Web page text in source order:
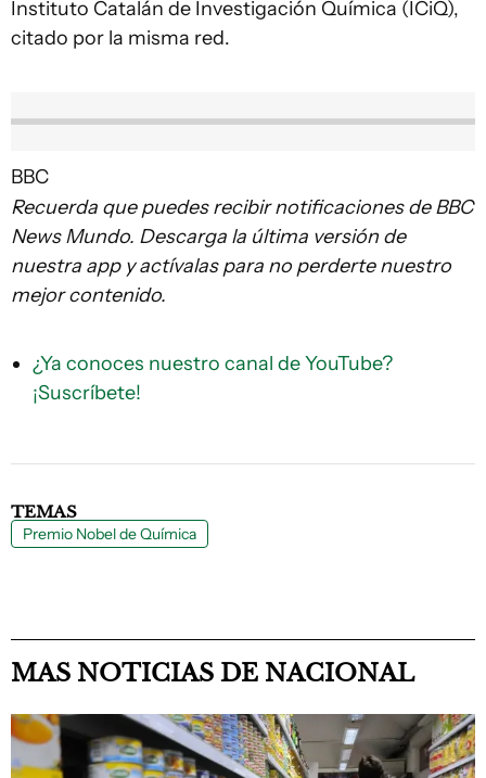
Instituto Catalán de Investigación Química (ICiQ),
citado por la misma red.
BBC
Recuerda que puedes recibir notificaciones de BBC
News Mundo. Descarga la última versión de
nuestra app y actívalas para no perderte nuestro
mejor contenido.
¿Ya conoces nuestro canal de YouTube?
¡Suscríbete!
TEMAS
Premio Nobel de Química
MAS NOTICIAS DE NACIONAL